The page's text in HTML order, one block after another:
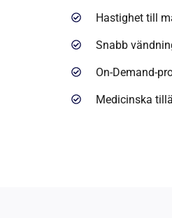
Hastighet till
Snabb
On-Demand-
Medicinska